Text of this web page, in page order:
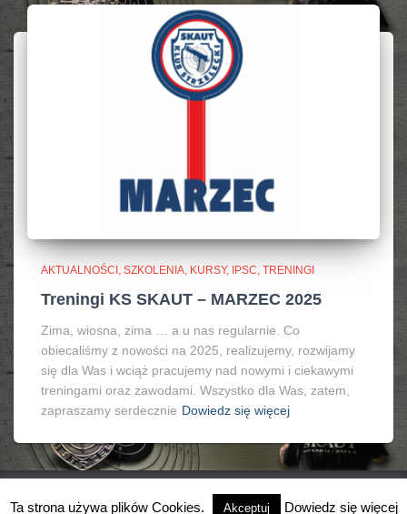
AKTUALNOŚCI, SZKOLENIA, KURSY, IPSC TRENINGI
Treningi KS SKAUT – MARZEC 2025
Zima, wiosna, zima … a u nas regularnie. Co
obiecaliśmy z nowości na 2025, realizujemy, rozwijamy
się dla Was i wciąż pracujemy nad nowymi i ciekawymi
treningami oraz zawodami. Wszystko dla Was, zatem,
zapraszamy serdecznie Dowiedz się więcej
Ta strona używa plików Cookies. Akceptuj Dowiedz się więcej